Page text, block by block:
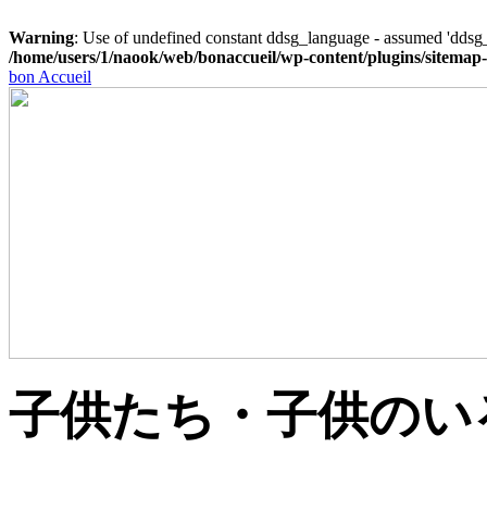
Warning: Use of undefined constant ddsg_language - assumed
/home/users/1/naook/web/bonaccueil/wp-content/plugins/
bon Accueil
⼦供たち・⼦供の